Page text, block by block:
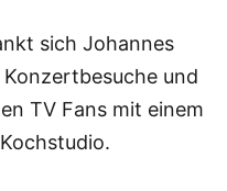
sich Johannes
und
TV Fans mit einem